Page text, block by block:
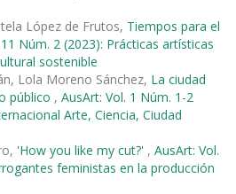
López de Frutos, Tiempos para el
Núm. 2 (2023): Prácticas artísticas
sostenible
Lola Moreno Sánchez, La ciudad
público , AusArt: Vol. 1 Núm. 1-2
Arte, Ciencia, Ciudad
'How you like my cut?' , AusArt: Vol.
feministas en la producción